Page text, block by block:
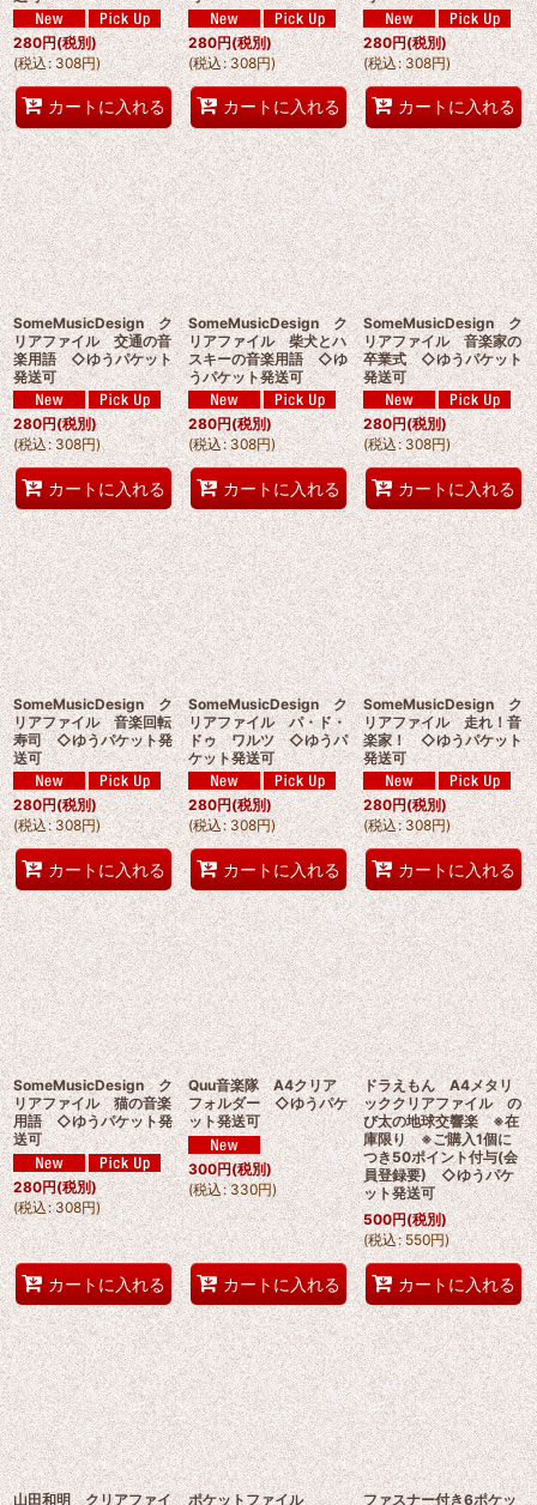
280円(税別)
(税込: 308円)
カートに入れる
280円(税別)
(税込: 308円)
カートに入れる
280円(税別)
(税込: 308円)
カートに入れる
SomeMusicDesign ク
リアファイル 交通の音
楽用語 ◇ゆうパケット
発送可
280円(税別)
(税込: 308円)
カートに入れる
SomeMusicDesign ク
リアファイル 柴犬とハ
スキーの音楽用語 ◇ゆ
うパケット発送可
280円(税別)
(税込: 308円)
カートに入れる
SomeMusicDesign ク
リアファイル 音楽家の
卒業式 ◇ゆうパケット
発送可
280円(税別)
(税込: 308円)
カートに入れる
SomeMusicDesign ク
リアファイル 音楽回転
寿司 ◇ゆうパケット発
送可
280円(税別)
(税込: 308円)
カートに入れる
SomeMusicDesign ク
リアファイル パ・ド・
ドゥ ワルツ ◇ゆうパ
ケット発送可
280円(税別)
(税込: 308円)
カートに入れる
SomeMusicDesign ク
リアファイル 走れ！音
楽家！ ◇ゆうパケット
発送可
280円(税別)
(税込: 308円)
カートに入れる
SomeMusicDesign ク
リアファイル 猫の音楽
用語 ◇ゆうパケット発
送可
280円(税別)
(税込: 308円)
カートに入れる
Quu音楽隊 A4クリア
フォルダー ◇ゆうパケ
ット発送可
300円(税別)
(税込: 330円)
カートに入れる
ドラえもん A4メタリ
ッククリアファイル の
び太の地球交響楽 ※在
庫限り ※ご購入1個に
つき50ポイント付与(会
員登録要) ◇ゆうパケ
ット発送可
500円(税別)
(税込: 550円)
カートに入れる
山田和明 クリアファイ
ポケットファイル
ファスナー付き6ポケッ